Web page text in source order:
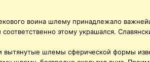
воина шлему принадлежало
соответственно этому украшался.
вытянутые шлемы сферической формы